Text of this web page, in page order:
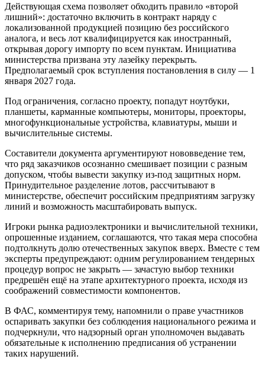
Действующая схема позволяет обходить правило «второй
лишний»: достаточно включить в контракт наряду с
локализованной продукцией позицию без российского
аналога, и весь лот квалифицируется как иностранный,
открывая дорогу импорту по всем пунктам. Инициатива
министерства призвана эту лазейку перекрыть.
Предполагаемый срок вступления постановления в силу — 1
января 2027 года.
Под ограничения, согласно проекту, попадут ноутбуки,
планшеты, карманные компьютеры, мониторы, проекторы,
многофункциональные устройства, клавиатуры, мыши и
вычислительные системы.
Составители документа аргументируют нововведение тем,
что ряд заказчиков осознанно смешивает позиции с разным
допуском, чтобы вывести закупку из-под защитных норм.
Принудительное разделение лотов, рассчитывают в
министерстве, обеспечит российским предприятиям загрузку
линий и возможность масштабировать выпуск.
Игроки рынка радиоэлектроники и вычислительной техники,
опрошенные изданием, соглашаются, что такая мера способна
подтолкнуть долю отечественных закупок вверх. Вместе с тем
эксперты предупреждают: одним регулированием тендерных
процедур вопрос не закрыть — зачастую выбор техники
предрешён ещё на этапе архитектурного проекта, исходя из
соображений совместимости компонентов.
В ФАС, комментируя тему, напомнили о праве участников
оспаривать закупки без соблюдения национального режима и
подчеркнули, что надзорный орган уполномочен выдавать
обязательные к исполнению предписания об устранении
таких нарушений.